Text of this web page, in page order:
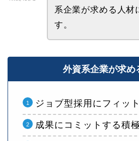
系企業が求める人材
す。
外資系企業が求め
ジョブ型採用にフィッ
成果にコミットする積